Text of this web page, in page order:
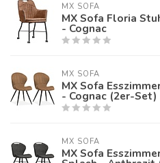
MX SOFA
MX Sofa Floria
- Cognac
MX SOFA
MX Sofa
- Cognac (2er-Set)
MX SOFA
MX Sofa